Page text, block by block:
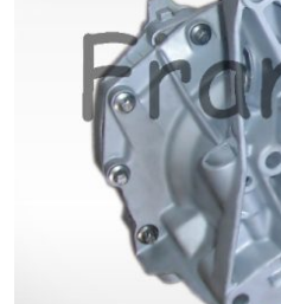
Renault